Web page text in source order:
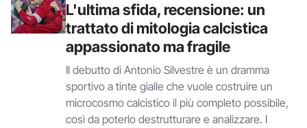
L'ultima sfida, recensione: un
trattato di mitologia calcistica
appassionato ma fragile
Il debutto di Antonio Silvestre è un dramma
sportivo a tinte gialle che vuole costruire un
microcosmo calcistico il più completo possibile,
così da poterlo destrutturare e analizzare. I